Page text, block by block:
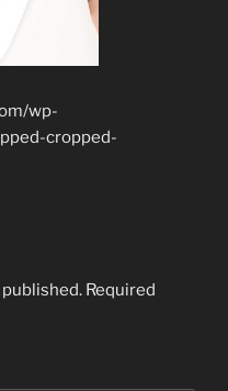
wp-
cropped-
Required